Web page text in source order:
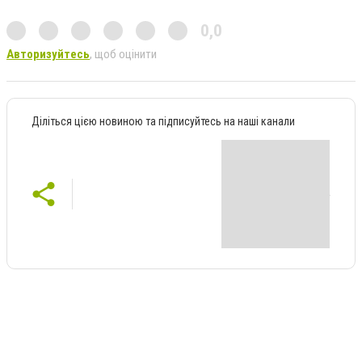
0,0
Авторизуйтесь, щоб оцінити
Діліться цією новиною та підписуйтесь на наші канали